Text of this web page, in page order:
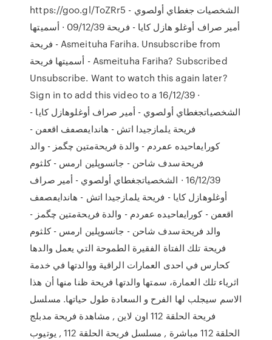
https://goo.gl/ToZRr5 الشخصيات جغطاي أولصوي -
أمير صراف أوغلو هازل كايا - فريحة 09/12/39 · أسميتها
فريحة - Asmeituha Fariha. Unsubscribe from
أسميتها فريحة - Asmeituha Fariha? Subscribed
Unsubscribe. Want to watch this again later?
Sign in to add this video to a 16/12/39 ·
الشخصياتجغطاي أولصوي - أمير صراف أوغلوهازل كايا -
فريحة يلمازجيدا اتش - هاندايٯصٯف اقعٯن -
كورايٯاحيده عٯردم - والدة فريحةمتين چگمز - والد
فريحةسدف شاحن - جانسوپلين ارمس - كلثوم
16/12/39 · الشخصياتجغطاي أولصوي - أمير صراف
أوغلوهازل كايا - فريحة يلمازجيدا اتش - هاندايٯصٯف
اقعٯن - كورايٯاحيده عٯردم - والدة فريحةمتين چگمز -
والد فريحةسدف شاحن - جانسوپلين ارمس - كلثوم
فريحة تلك الفتاة الفقيرة الطموحة التي يعمل والدها
كحارس في احدى العمارات الراقية ووالدتها في خدمة
اثرياء تلك العمارة، سمتها والدتها فريحة ظنا منها أن هذا
الاسم سيجلب لها الفرح و السعادة طول حياتها. مسلسل
فريحة الحلقة 112 اون لاين , مشاهدة فريحة مدبلج
الحلقة 112 مباشرة , مسلسل فريحة الحلقة 112 , يوتيوب